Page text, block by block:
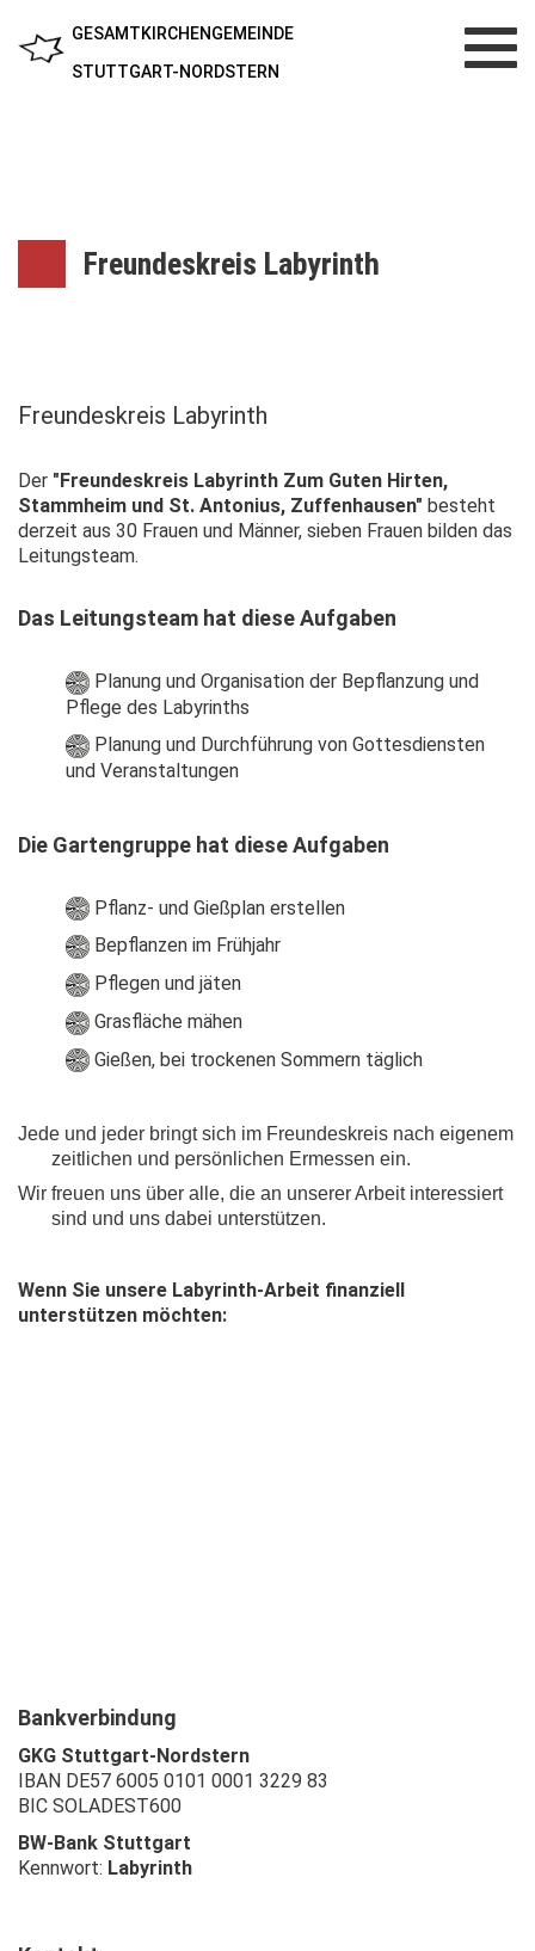
GESAMTKIRCHENGEMEINDE
STUTTGART-NORDSTERN
Freundeskreis Labyrinth
Freundeskreis Labyrinth
Der "Freundeskreis Labyrinth Zum Guten Hirten,
Stammheim und St. Antonius, Zuffenhausen" besteht
derzeit aus 30 Frauen und Männer, sieben Frauen bilden das
Leitungsteam.
Das Leitungsteam hat diese Aufgaben
Planung und Organisation der Bepflanzung und
Pflege des Labyrinths
Planung und Durchführung von Gottesdiensten
und Veranstaltungen
Die Gartengruppe hat diese Aufgaben
Pflanz- und Gießplan erstellen
Bepflanzen im Frühjahr
Pflegen und jäten
Grasfläche mähen
Gießen, bei trockenen Sommern täglich
Jede und jeder bringt sich im Freundeskreis nach eigenem
zeitlichen und persönlichen Ermessen ein.
Wir freuen uns über alle, die an unserer Arbeit interessiert
sind und uns dabei unterstützen.
Wenn Sie unsere Labyrinth-Arbeit finanziell
unterstützen möchten:
Bankverbindung
GKG Stuttgart-Nordstern
IBAN DE57 6005 0101 0001 3229 83
BIC SOLADEST600
BW-Bank Stuttgart
Kennwort: Labyrinth